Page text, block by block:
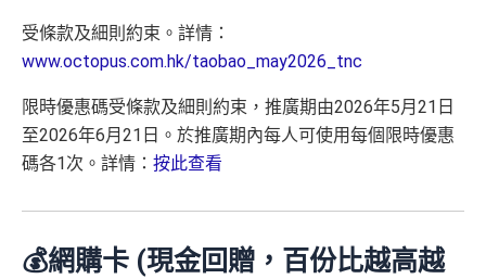
受條款及細則約束。詳情：
www.octopus.com.hk/taobao_may2026_tnc
限時優惠碼受條款及細則約束，推廣期由2026年5月21日
至2026年6月21日。於推廣期內每人可使用每個限時優惠
碼各1次。詳情： 按此查看
💰網購卡 (現金回贈，百份比越高越